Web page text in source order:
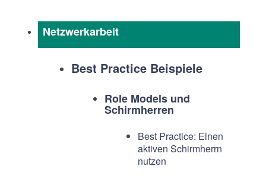
Netzwerkarbeit
Best Practice Beispiele
Role Models und
Schirmherren
Best Practice: Einen
aktiven Schirmherrn
nutzen